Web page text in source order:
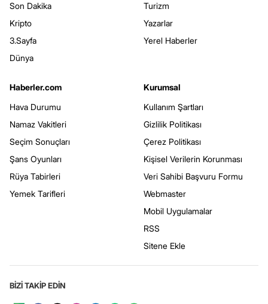
Son Dakika
Kripto
3.Sayfa
Dünya
Turizm
Yazarlar
Yerel Haberler
Haberler.com
Hava Durumu
Namaz Vakitleri
Seçim Sonuçları
Şans Oyunları
Rüya Tabirleri
Yemek Tarifleri
Kurumsal
Kullanım Şartları
Gizlilik Politikası
Çerez Politikası
Kişisel Verilerin Korunması
Veri Sahibi Başvuru Formu
Webmaster
Mobil Uygulamalar
RSS
Sitene Ekle
BİZİ TAKİP EDİN